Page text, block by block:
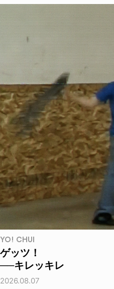
YO! CHUI
ゲッツ！
──キレッキレ
2026.08.07